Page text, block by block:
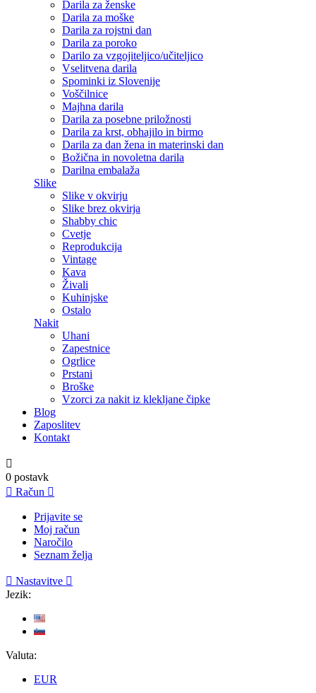
Darila za ženske
Darila za moške
Darila za rojstni dan
Darila za poroko
Darilo za vzgojiteljico/učiteljico
Vselitvena darila
Spominki iz Slovenije
Voščilnice
Majhna darila
Darila za posebne priložnosti
Darila za krst, obhajilo in birmo
Darila za dan žena in materinski dan
Božična in novoletna darila
Darilna embalaža
Slike
Slike v okvirju
Slike brez okvirja
Shabby chic
Cvetje
Reprodukcija
Vintage
Kava
Živali
Kuhinjske
Ostalo
Nakit
Uhani
Zapestnice
Ogrlice
Prstani
Broške
Vzorci za nakit iz klekljane čipke
Blog
Zaposlitev
Kontakt

0 postavk
 Račun 
Prijavite se
Moj račun
Naročilo
Seznam želja
 Nastavitve 
Jezik:
Valuta:
EUR